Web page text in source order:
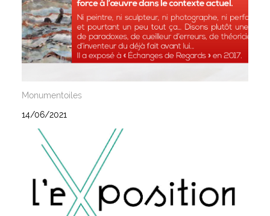
Monumentoiles
14/06/2021